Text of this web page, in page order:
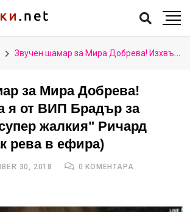
Звучен шамар за Мира Добрева! Изхвърлиха я от ВИП Брадър за сметка на "супер жалкия" Ричард (Вижте я как рева в ефира)
за Мира Добрева!
я от ВИП Брадър за
жалкия" Ричард
рева в ефира)
30, 2018
0 КОМЕНТАРА